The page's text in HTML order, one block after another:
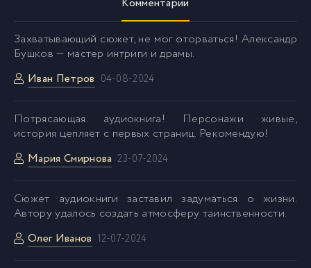
41 0041_Стервятник
46 0046_Стервятник
Захватывающий сюжет, не мог оторваться! Александр
Бушков — мастер интриги и драмы.
Иван Петров 04-08-2024
Потрясающая аудиокнига! Персонажи живые,
история цепляет с первых страниц. Рекомендую!
Мария Смирнова 23-07-2024
Сюжет аудиокниги заставил задуматься о жизни.
Автору удалось создать атмосферу таинственности.
Олег Иванов 12-07-2024